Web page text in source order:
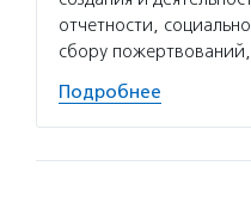
отчетности,
сбору
Подробнее